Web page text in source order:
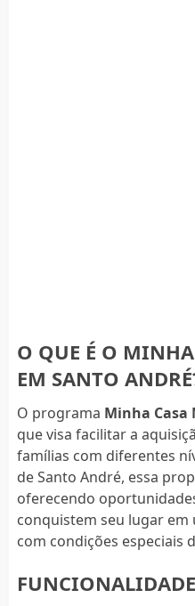
O QUE É O
EM SANTO
O programa Minha Casa
que visa facilitar a
famílias com diferentes
de Santo André, essa
oferecendo
conquistem seu lugar em
com condições especiais